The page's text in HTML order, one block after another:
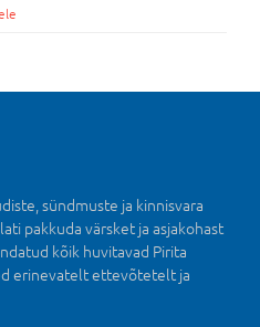
sündmuste ja kinnisvara
pakkuda värsket ja asjakohast
kõik huvitavad Pirita
erinevatelt ettevõtetelt ja